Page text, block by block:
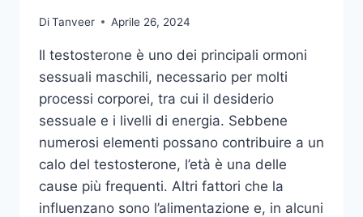
DiTanveer Aprile 26, 2024
Il testosterone è uno dei principali ormoni
sessuali maschili, necessario per molti
processi corporei, tra cui il desiderio
sessuale e i livelli di energia. Sebbene
numerosi elementi possano contribuire a un
calo del testosterone, l’età è una delle
cause più frequenti. Altri fattori che la
influenzano sono l’alimentazione e, in alcuni